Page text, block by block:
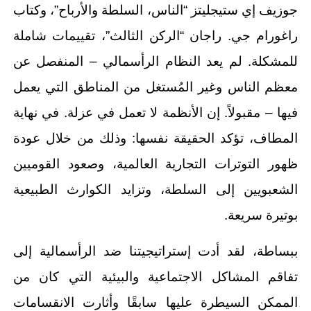
جوزيف إي ستيجليتز “الناس، السلطة والأرباح”، وكتاب
راغورام جي. راجان “الركن الثالث”، تقييمات شاملة
للمشكلة. لم يعد النظام الرأسمالي – المنفصل عن
معظم الناس وغير المُستغل من المناطق التي يعمل
فيها – مقبولاً. إن الأنظمة لا تعمل في عزلة. في نهاية
المطاف، تؤكد الحقيقة نفسها: وذلك من خلال عودة
ظهور التوترات التجارية العالمية، وصعود القوميين
الشعبويين إلى السلطة، وتزايد الكوارث الطبيعية
بوتيرة سريعة.
ببساطة، لقد أدت إستراتيجيتنا ضد الرأسمالية إلى
تفاقم المشاكل الاجتماعية والبيئية التي كان من
الممكن السيطرة عليها سابقًا وأثارت الانقسامات